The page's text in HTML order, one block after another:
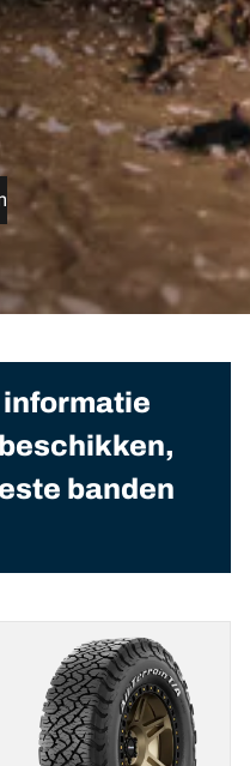
banden